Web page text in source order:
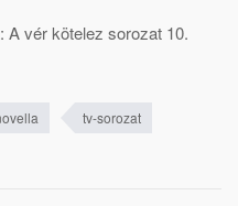
vér kötelez sorozat 10.
tv-sorozat